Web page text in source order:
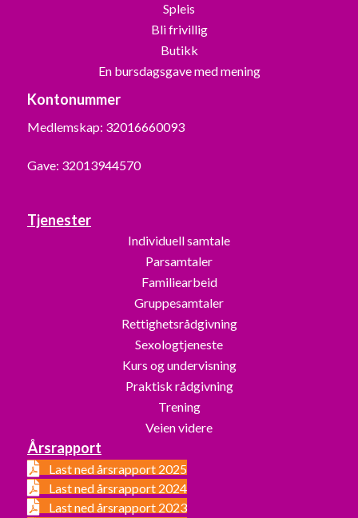
Spleis
Bli frivillig
Butikk
En bursdagsgave med mening
Kontonummer
Medlemskap: 32016660093
Gave: 32013944570
Tjenester
Individuell samtale
Parsamtaler
Familiearbeid
Gruppesamtaler
Rettighetsrådgivning
Sexologtjeneste
Kurs og undervisning
Praktisk rådgivning
Trening
Veien videre
Årsrapport
Last ned årsrapport 2025
Last ned årsrapport 2024
Last ned årsrapport 2023